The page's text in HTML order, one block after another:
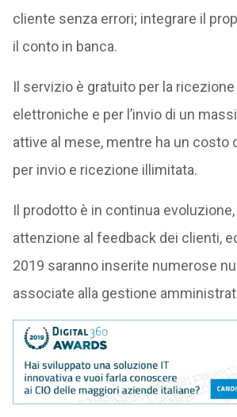
cliente senza errori; integrare il
il conto in banca.
Il servizio è gratuito per la
elettroniche e per l’invio di un
attive al mese, mentre ha un costo
per invio e ricezione illimitata.
Il prodotto è in continua
attenzione al feedback dei clienti,
2019 saranno inserite numerose
associate alla gestione